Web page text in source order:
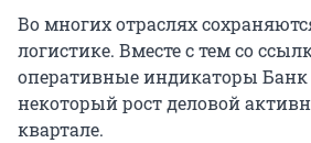
Во многих отраслях
логистике. Вместе с тем со
оперативные индикаторы Банк
некоторый рост деловой
квартале.